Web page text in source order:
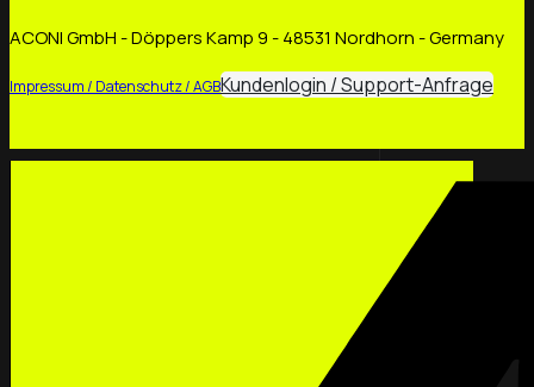
ACONI GmbH - Döppers Kamp 9 - 48531 Nordhorn - Germany
Impressum / Datenschutz / AGBKundenlogin / Support-Anfrage